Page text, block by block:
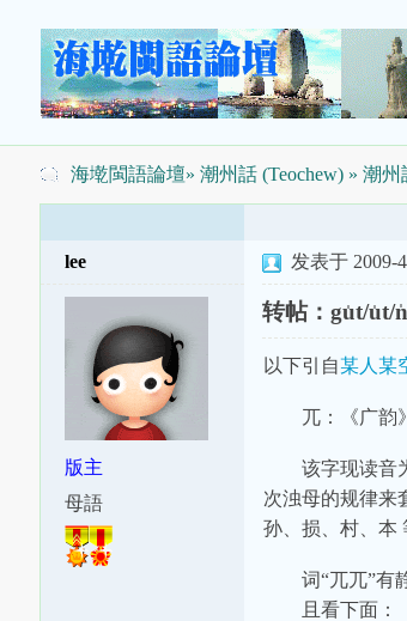
海墘閩語論壇» 潮州話 (Teochew)» 潮州
lee
版主
母語
发表于 2009-
转帖：gu̍t/u̍t/
以下引自某人某
兀：《广韵》
该字现读音为
次浊母的规律来
孙、损、村、本
词“兀兀”有静
且看下面：